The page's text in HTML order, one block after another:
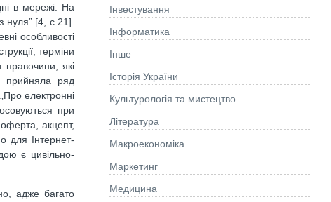
в мережі. На
нуля” [4, с.21].
особливості
терміни
які
прийняла ряд
електронні
при
оферта, акцепт,
для Інтернет-
є цивільно-
адже багато
Інвестування
Інформатика
Інше
Історія України
Культурологія та мистецтво
Літературa
Макроекономіка
Маркетинг
Медицина